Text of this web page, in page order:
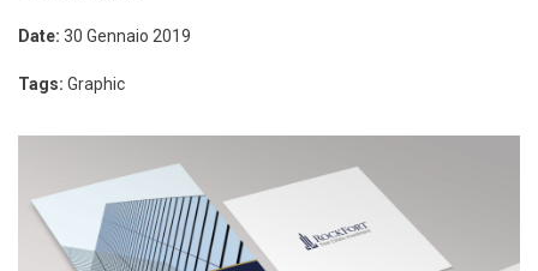
Date: 30 Gennaio 2019
Tags: Graphic